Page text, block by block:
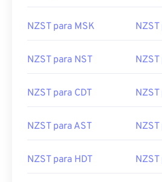
NZST para MSK NZST
NZST para NST NZST
NZST para CDT NZST
NZST para AST NZST
NZST para HDT NZST